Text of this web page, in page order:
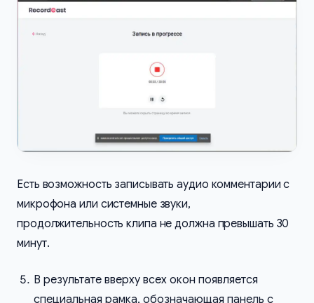
Есть возможность записывать аудио комментарии с
микрофона или системные звуки,
продолжительность клипа не должна превышать 30
минут.
В результате вверху всех окон появляется
специальная рамка, обозначающая панель с